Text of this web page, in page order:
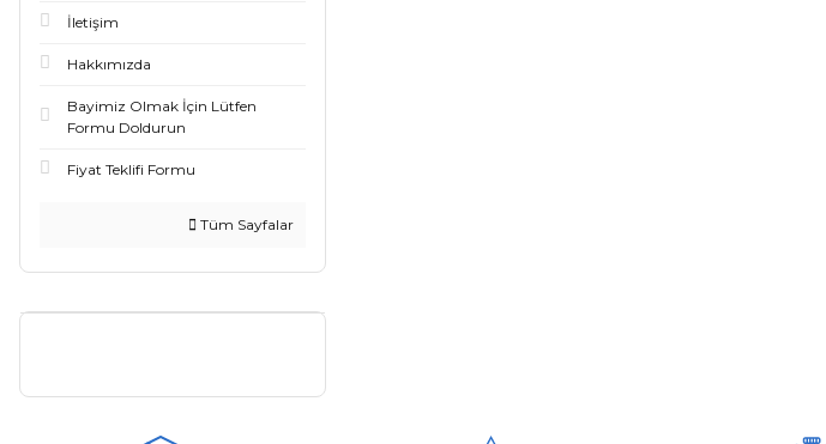
İletişim
Hakkımızda
Bayimiz Olmak İçin Lütfen
Formu Doldurun
Fiyat Teklifi Formu
Tüm Sayfalar